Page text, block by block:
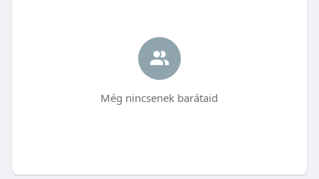
Még nincsenek barátaid